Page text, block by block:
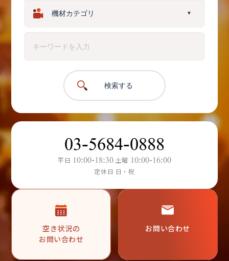
▼
検索する
03-5684-0888
平日 10:00-18:30 土曜 10:00-16:00
定休日 日・祝
空き状況の
お問い合わせ
お問い合わせ